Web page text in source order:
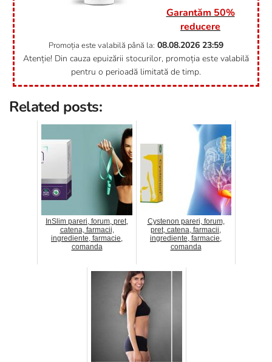
Garantăm 50%
reducere
Promoția este valabilă până la: 08.08.2026 23:59
Atenție! Din cauza epuizării stocurilor, promoția este valabilă
pentru o perioadă limitată de timp.
Related posts:
InSlim pareri, forum, pret,
catena, farmacii,
ingrediente, farmacie,
comanda
Cystenon pareri, forum,
pret, catena, farmacii,
ingrediente, farmacie,
comanda